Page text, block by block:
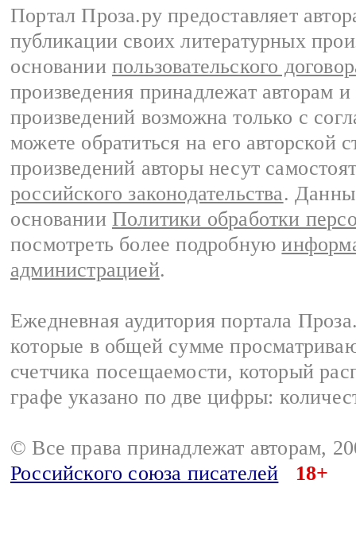
Портал Проза.ру предоставляет
публикации своих литературных
основании пользовательского
произведения принадлежат авторам
произведений возможна только с
можете обратиться на его авторской
произведений авторы несут
российского законодательства.
основании Политики обработки
посмотреть более подробную
администрацией.
Ежедневная аудитория портала
которые в общей сумме
счетчика посещаемости, который
графе указано по две цифры:
© Все права принадлежат авторам,
Российского союза писателей
18+